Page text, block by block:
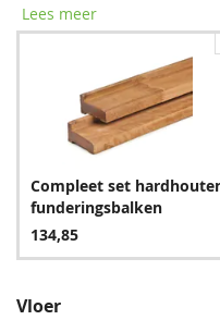
24,95
95,85
bieden essentiële
levensduur van uw blokhut
Lees meer
Compleet set
funderingsbalken
134,85
Vloer